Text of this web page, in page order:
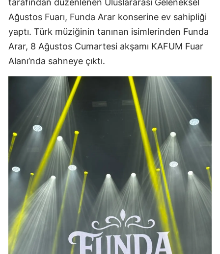
tarafından düzenlenen Uluslararası Geleneksel
Ağustos Fuarı, Funda Arar konserine ev sahipliği
yaptı. Türk müziğinin tanınan isimlerinden Funda
Arar, 8 Ağustos Cumartesi akşamı KAFUM Fuar
Alanı’nda sahneye çıktı.